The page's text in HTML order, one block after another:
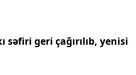
səfiri geri çağırılıb, yenisi